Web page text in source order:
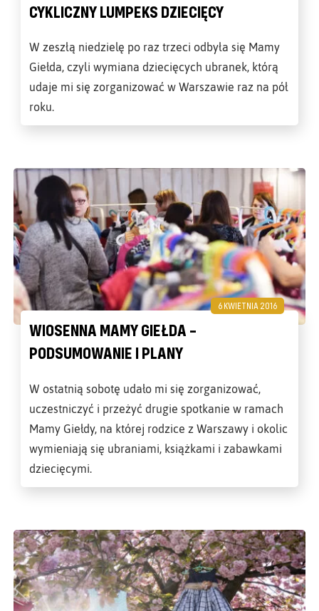
CYKLICZNY LUMPEKS DZIECIĘCY
W zeszłą niedzielę po raz trzeci odbyła się Mamy
Giełda, czyli wymiana dziecięcych ubranek, którą
udaje mi się zorganizować w Warszawie raz na pół
roku.
6 KWIETNIA 2016
WIOSENNA MAMY GIEŁDA –
PODSUMOWANIE I PLANY
W ostatnią sobotę udało mi się zorganizować,
uczestniczyć i przeżyć drugie spotkanie w ramach
Mamy Giełdy, na której rodzice z Warszawy i okolic
wymieniają się ubraniami, książkami i zabawkami
dziecięcymi.